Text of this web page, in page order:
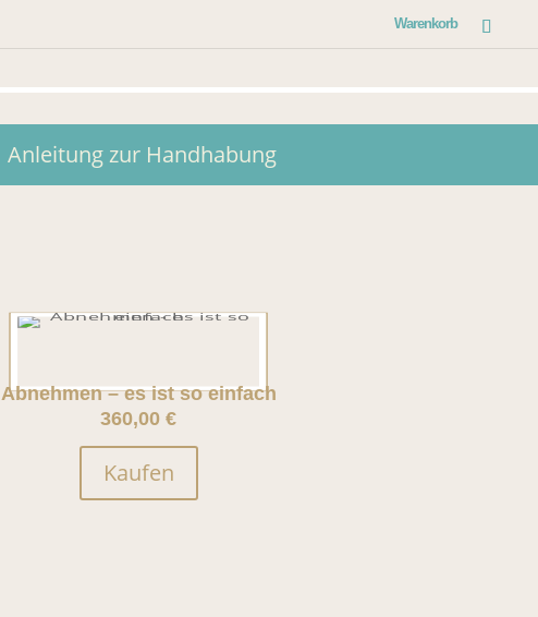
Warenkorb
Anleitung zur Handhabung
Abnehmen – es ist so einfach
360,00 €
Kaufen